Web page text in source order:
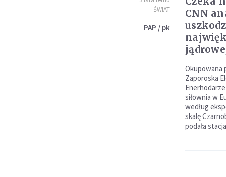
ŚWIAT
PAP / pk
CNN
Okupowana
Zaporoska
siłownia w
według
skalę
podała